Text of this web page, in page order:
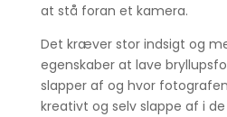
at stå foran et kamera.
Det kræver stor indsigt og
egenskaber at lave
slapper af og hvor
kreativt og selv slappe af i